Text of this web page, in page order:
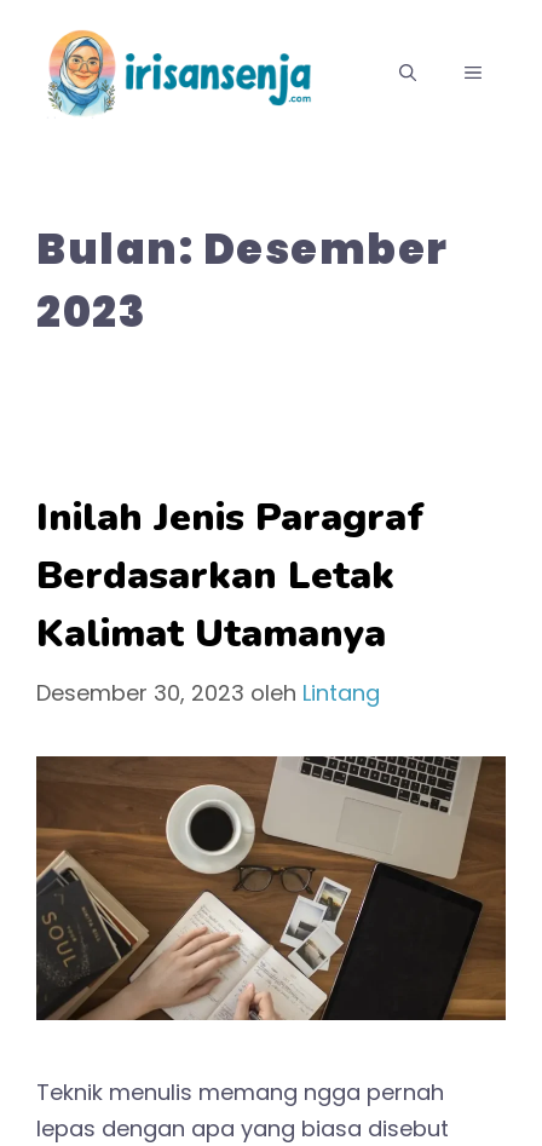
MENU
Bulan: Desember
2023
Inilah Jenis Paragraf
Berdasarkan Letak
Kalimat Utamanya
Desember 30, 2023 oleh Lintang
Teknik menulis memang ngga pernah
lepas dengan apa yang biasa disebut